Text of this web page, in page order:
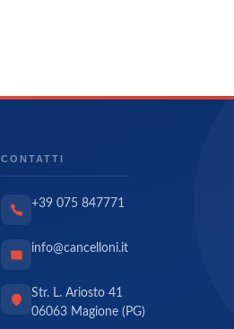
CONTATTI
+39 075 847771
info@cancelloni.it
Str. L. Ariosto 41
06063 Magione (PG)